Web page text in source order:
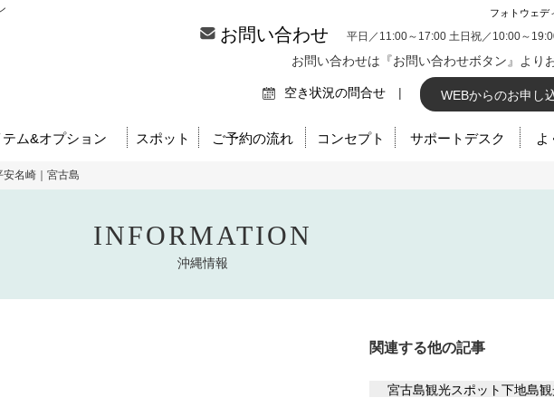
フォトウェデ
お問い合わせ 平日／11:00～17:00 土日祝／10:00～
お問い合わせは『お問い合わせボタン』より
空き状況の問合せ | WEBからのお申し
ム&オプション スポット ご予約の流れ コンセプト サポートデスク よ
安名崎｜宮古島
INFORMATION
沖縄情報
関連する他の記事
宮古島観光スポット下地島